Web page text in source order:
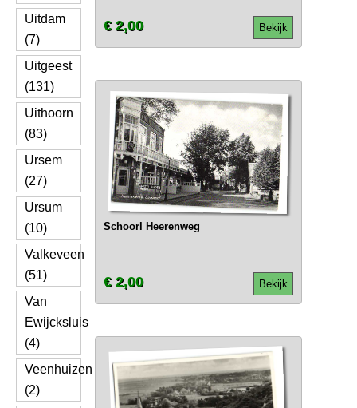
Uitdam
(7)
Uitgeest
(131)
Uithoorn
(83)
Ursem
(27)
Ursum
(10)
Valkeveen
(51)
Van
Ewijcksluis
(4)
Veenhuizen
(2)
Bekijk
€ 2,00
Schoorl Heerenweg
Bekijk
€ 2,00